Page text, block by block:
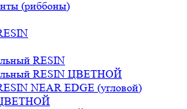
(риббоны)
RESIN
RESIN ЦВЕТНОЙ
NEAR EDGE (угловой)